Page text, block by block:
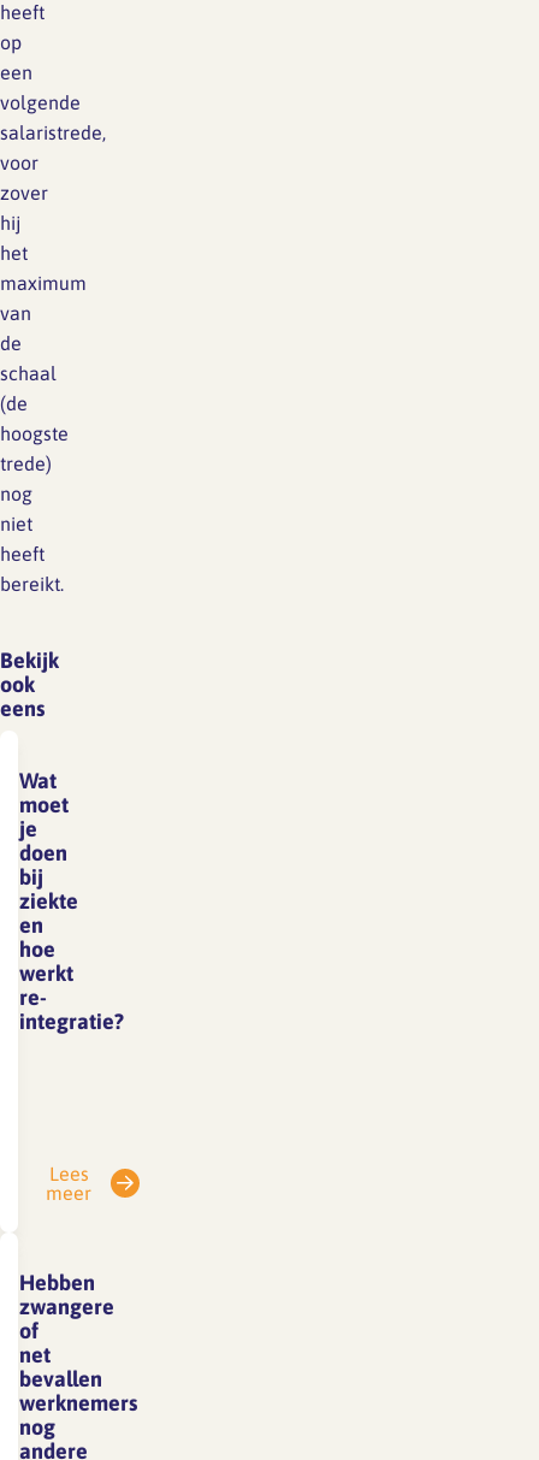
heeft
op
een
volgende
salaristrede,
voor
zover
hij
het
maximum
van
de
schaal
(de
hoogste
trede)
nog
niet
heeft
bereikt.
Bekijk
ook
eens
Wat
moet
je
doen
bij
ziekte
en
hoe
werkt
re-
integratie?
verplicht
verbetering
poortwachter
te
volgen.
Deze
wet is
bedoeld
Lees
meer
Hebben
zwangere
of
net
bevallen
werknemers
nog
andere